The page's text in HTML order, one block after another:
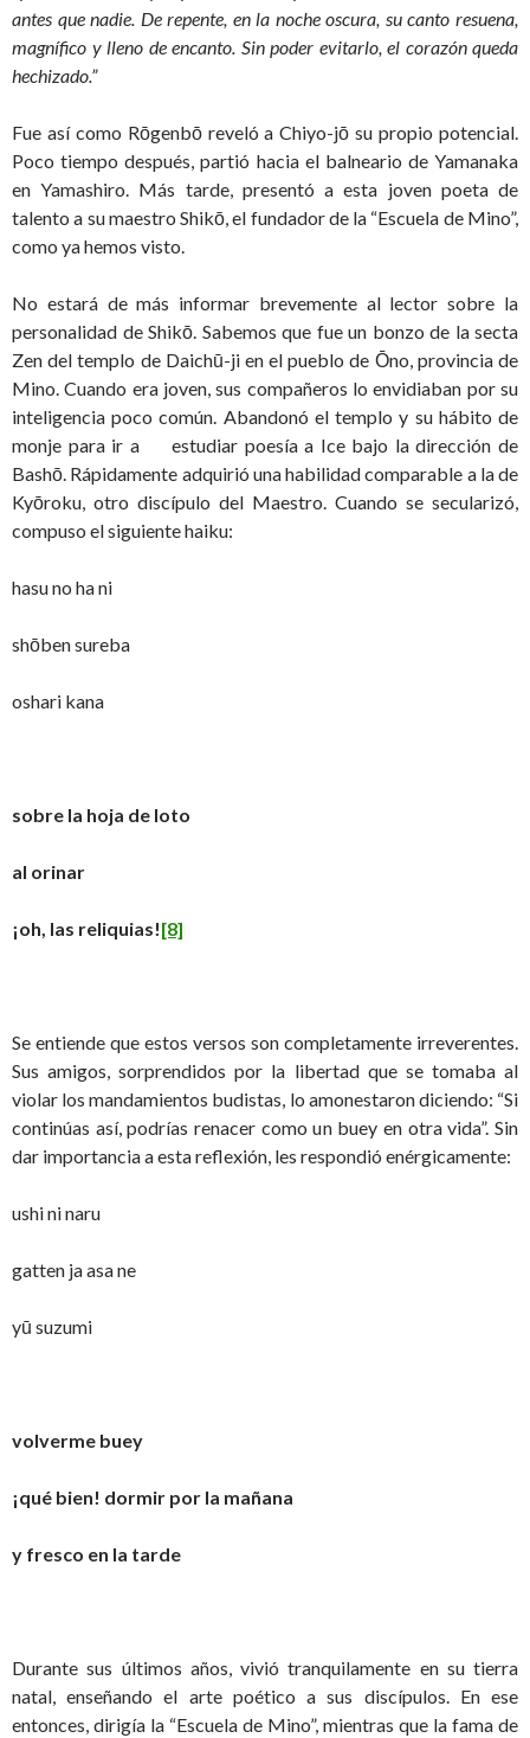
antes que nadie. De repente, en la noche oscura, su canto resuena,
magnífico y lleno de encanto. Sin poder evitarlo, el corazón queda
hechizado.”
Fue así como Rōgenbō reveló a Chiyo-jō su propio potencial.
Poco tiempo después, partió hacia el balneario de Yamanaka
en Yamashiro. Más tarde, presentó a esta joven poeta de
talento a su maestro Shikō, el fundador de la “Escuela de Mino”,
como ya hemos visto.
No estará de más informar brevemente al lector sobre la
personalidad de Shikō. Sabemos que fue un bonzo de la secta
Zen del templo de Daichū-ji en el pueblo de Ōno, provincia de
Mino. Cuando era joven, sus compañeros lo envidiaban por su
inteligencia poco común. Abandonó el templo y su hábito de
monje para ir a estudiar poesía a Ice bajo la dirección de
Bashō. Rápidamente adquirió una habilidad comparable a la de
Kyōroku, otro discípulo del Maestro. Cuando se secularizó,
compuso el siguiente haiku:
hasu no ha ni
shōben sureba
oshari kana
sobre la hoja de loto
al orinar
¡oh, las reliquias![8]
Se entiende que estos versos son completamente irreverentes.
Sus amigos, sorprendidos por la libertad que se tomaba al
violar los mandamientos budistas, lo amonestaron diciendo: “Si
continúas así, podrías renacer como un buey en otra vida”. Sin
dar importancia a esta reflexión, les respondió enérgicamente:
ushi ni naru
gatten ja asa ne
yū suzumi
volverme buey
¡qué bien! dormir por la mañana
y fresco en la tarde
Durante sus últimos años, vivió tranquilamente en su tierra
natal, enseñando el arte poético a sus discípulos. En ese
entonces, dirigía la “Escuela de Mino”, mientras que la fama de